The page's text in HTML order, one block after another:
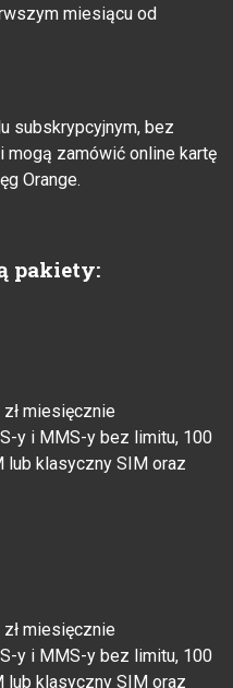
miesiącu od
subskrypcyjnym, bez
mogą zamówić online kartę
Orange.
pakiety:
miesięcznie
y i MMS-y bez limitu, 100
lub klasyczny SIM oraz
miesięcznie
y i MMS-y bez limitu, 100
lub klasyczny SIM oraz